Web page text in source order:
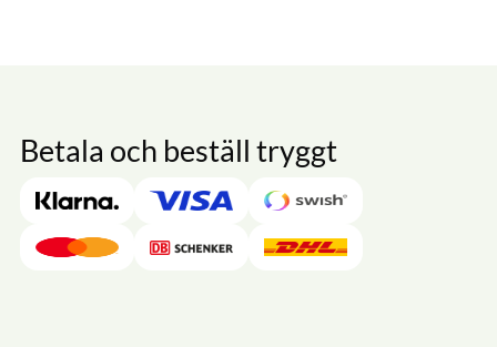
Betala och beställ tryggt